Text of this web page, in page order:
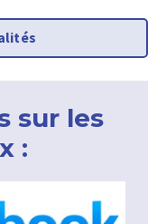
sur les
: